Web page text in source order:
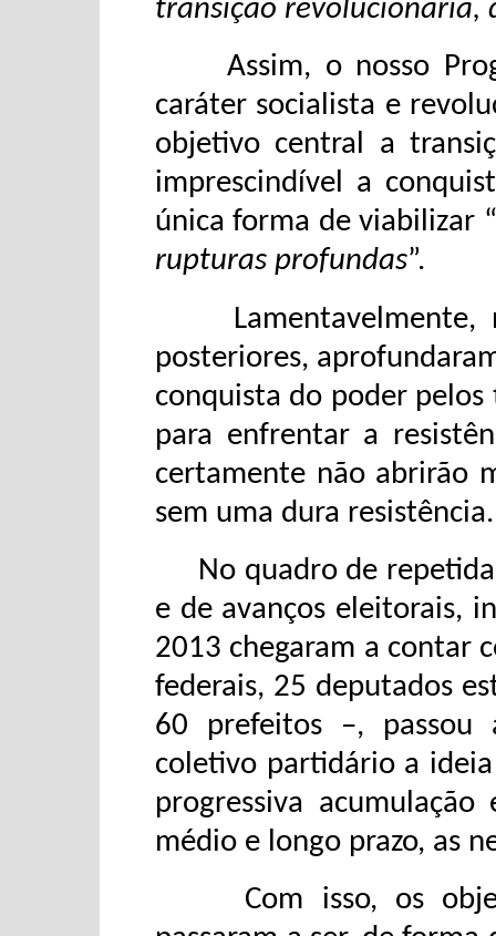
transição revolucionária,
Assim, o nosso
caráter socialista e
objetivo central a
imprescindível a
única forma de viabilizar “
rupturas profundas”.
Lamentavelmente,
posteriores,
conquista do poder
para enfrentar a
certamente não abrirão
sem uma dura resistência.
No quadro de
e de avanços eleitorais,
2013 chegaram a contar
federais, 25 deputados
60 prefeitos –,
coletivo partidário a
progressiva
médio e longo prazo, as
Com isso, os